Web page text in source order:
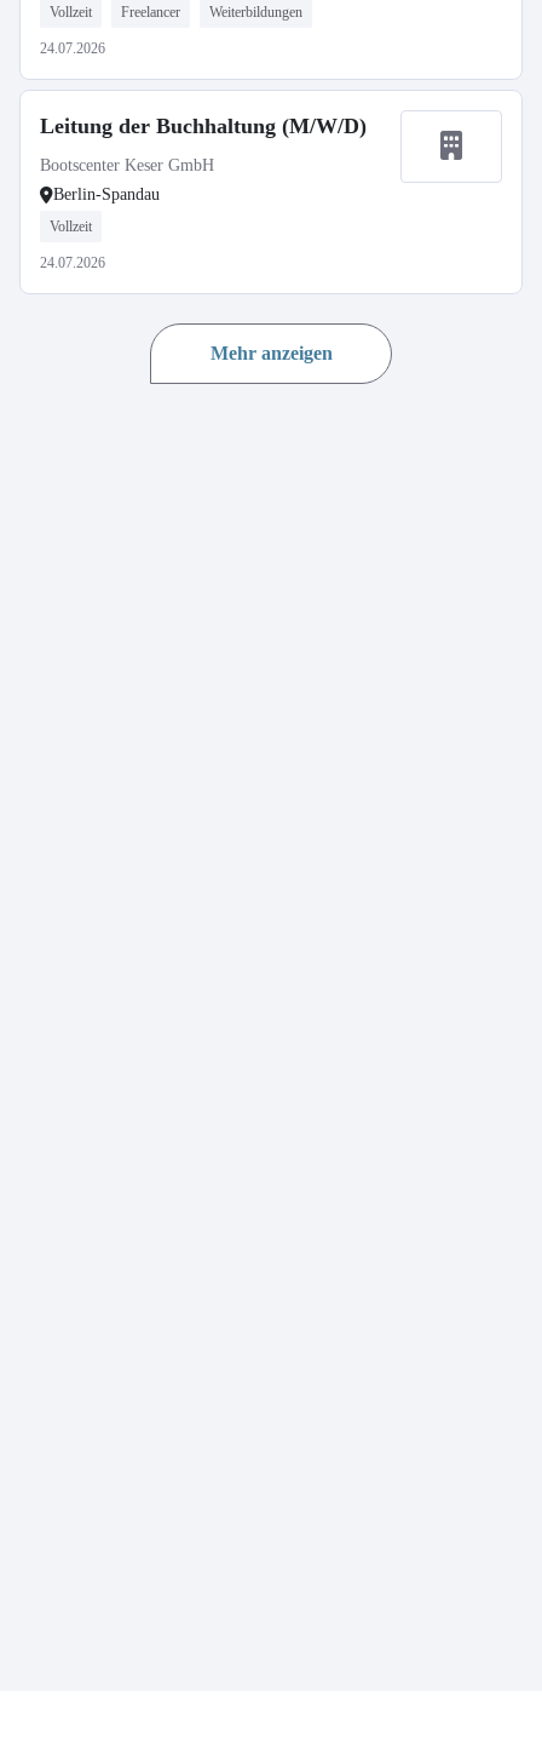
Vollzeit Freelancer Weiterbildungen
24.07.2026
Leitung der Buchhaltung (M/W/D)
Bootscenter Keser GmbH
Berlin-Spandau
Vollzeit
24.07.2026
Mehr anzeigen